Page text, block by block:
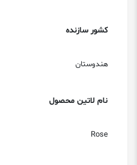
کشور سازنده
هندوستان
نام لاتین محصول
Rose